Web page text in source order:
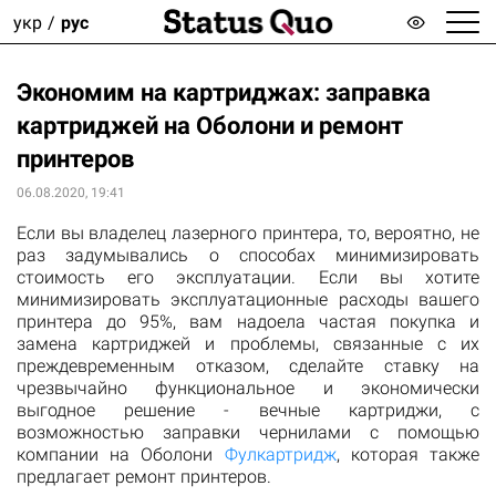
укр рус
Экономим на картриджах: заправка
картриджей на Оболони и ремонт
принтеров
06.08.2020, 19:41
Если вы владелец лазерного принтера, то, вероятно, не
раз задумывались о способах минимизировать
стоимость его эксплуатации. Если вы хотите
минимизировать эксплуатационные расходы вашего
принтера до 95%, вам надоела частая покупка и
замена картриджей и проблемы, связанные с их
преждевременным отказом, сделайте ставку на
чрезвычайно функциональное и экономически
выгодное решение - вечные картриджи, с
возможностью заправки чернилами с помощью
компании на Оболони Фулкартридж, которая также
предлагает ремонт принтеров.